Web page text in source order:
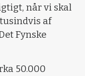
når vi skal
af
Fynske
50.000